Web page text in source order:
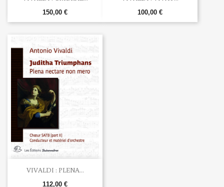
150,00 € 100,00 €
VIVALDI : PLENA...
112,00 €